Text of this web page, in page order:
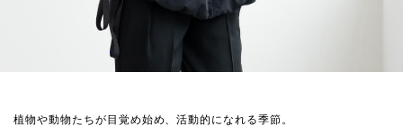
植物や動物たちが目覚め始め、活動的になれる季節。